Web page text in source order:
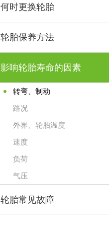
何时更换轮胎
轮胎保养方法
影响轮胎寿命的因素
转弯、制动
路况
外界、轮胎温度
速度
负荷
气压
轮胎常见故障